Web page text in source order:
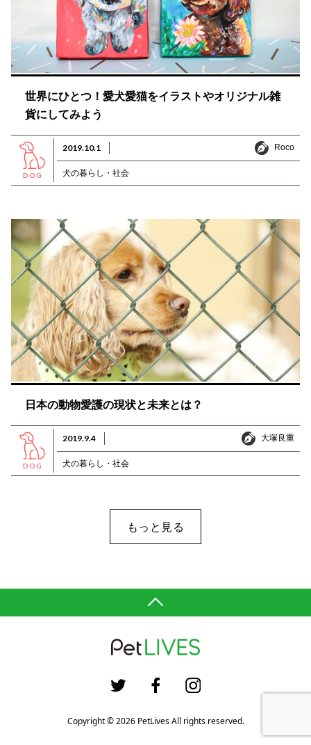
世界にひとつ！愛犬愛猫をイラストやオリジナル雑
貨にしてみよう
DOG
2019.10.1 Roco
Roco
犬の暮らし・社会
日本の動物愛護の現状と未来とは？
DOG
2019.9.4 大塚良重
大塚良重
犬の暮らし・社会
もっと見る
Copyright © 2026 PetLives All rights reserved.